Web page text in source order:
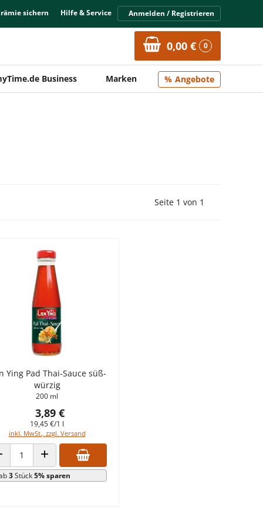
sichern Hilfe & Service Anmelden / Registrieren
0,00 € 0
Business Marken Angebote
Vorherige Seite
Seite 1 von 1
Ying Pad Thai-Sauce süß-
würzig
200 ml
3,89 €
19,45 €/1 l
inkl. MwSt., zzgl. Versand
VERRINGERN
ANZAHL ERHÖHEN
3Stück5% sparen